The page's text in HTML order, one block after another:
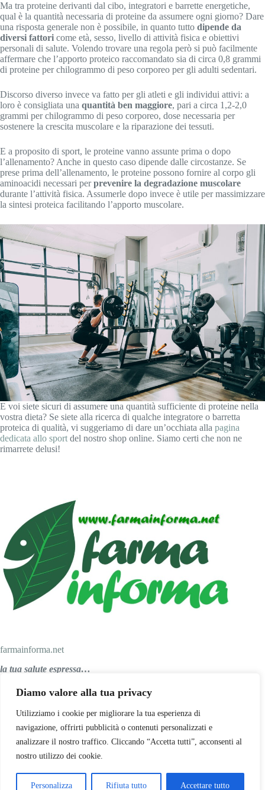
Diamo valore alla tua privacy
Utilizziamo i cookie per migliorare la tua esperienza di
navigazione, offrirti pubblicità o contenuti personalizzati e
analizzare il nostro traffico. Cliccando “Accetta tutti”, acconsenti al
nostro utilizzo dei cookie.
Personalizza Rifiuta tutto Accettare tutto
Ma tra proteine derivanti dal cibo, integratori e barrette energetiche,
qual è la quantità necessaria di proteine da assumere ogni giorno? Dare
una risposta generale non è possibile, in quanto tutto dipende da
diversi fattori come età, sesso, livello di attività fisica e obiettivi
personali di salute. Volendo trovare una regola però si può facilmente
affermare che l’apporto proteico raccomandato sia di circa 0,8 grammi
di proteine per chilogrammo di peso corporeo per gli adulti sedentari.
Discorso diverso invece va fatto per gli atleti e gli individui attivi: a
loro è consigliata una quantità ben maggiore, pari a circa 1,2-2,0
grammi per chilogrammo di peso corporeo, dose necessaria per
sostenere la crescita muscolare e la riparazione dei tessuti.
E a proposito di sport, le proteine vanno assunte prima o dopo
l’allenamento? Anche in questo caso dipende dalle circostanze. Se
prese prima dell’allenamento, le proteine possono fornire al corpo gli
aminoacidi necessari perprevenire la degradazione muscolare
durante l’attività fisica. Assumerle dopo invece è utile per massimizzare
la sintesi proteica facilitando l’apporto muscolare.
E voi siete sicuri di assumere una quantità sufficiente di proteine nella
vostra dieta? Se siete alla ricerca di qualche integratore o barretta
proteica di qualità, vi suggeriamo di dare un’occhiata alla pagina
dedicata allo sport del nostro shop online. Siamo certi che non ne
rimarrete delusi!
farmainforma.net
la tua salute espressa…
Personal Salus srl
Via Papa Giovanni XXIII, 47
Telefono: 0523 556688
Email:info@personalsalus.com